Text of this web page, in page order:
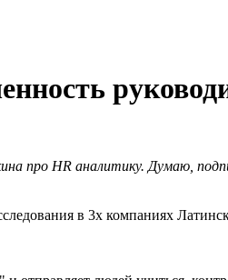
про HR аналитику. Думаю,
в 3х компаниях